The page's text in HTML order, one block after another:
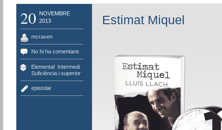
20
NOVEMBRE
2013
mcraven
No hi ha comentaris
Elemental, Intermedi,
Suficiència i superior
epistolar
Estimat Miquel